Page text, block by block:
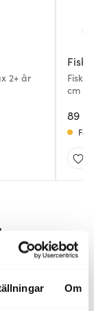
Om
2+ år
cm
89 kr
Få
25%